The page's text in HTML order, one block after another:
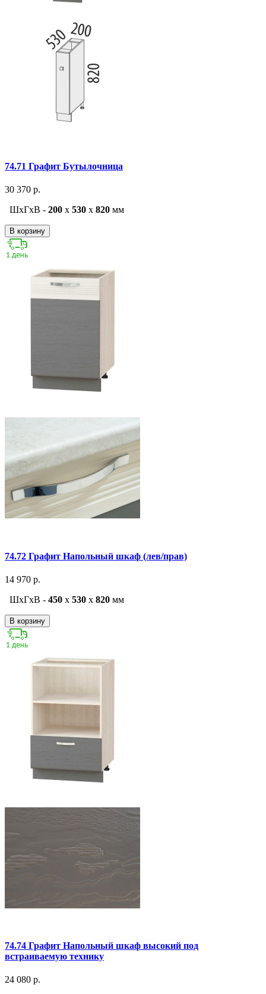
74.71 Графит Бутылочница
30 370 р.
ШxГxВ - 200 x 530 x 820 мм
В корзину
74.72 Графит Напольный шкаф (лев/прав)
14 970 р.
ШxГxВ - 450 x 530 x 820 мм
В корзину
74.74 Графит Напольный шкаф высокий под
встраиваемую технику
24 080 р.